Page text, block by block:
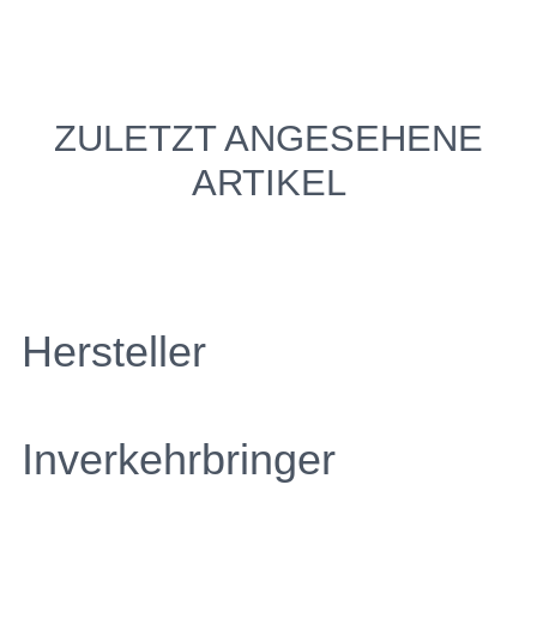
ZULETZT ANGESEHENE
ARTIKEL
Hersteller
Inverkehrbringer